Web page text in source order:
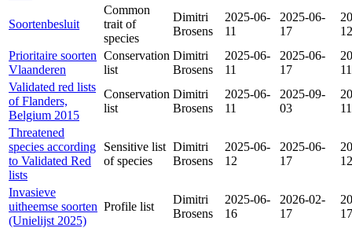
Soortenbesluit
Common
trait of
species
Dimitri
Brosens
2025-06-
11
2025-06-
17
12
Prioritaire soorten
Vlaanderen
Conservation
list
Dimitri
Brosens
2025-06-
11
2025-06-
17
11
Validated red lists
of Flanders,
Belgium 2015
Conservation
list
Dimitri
Brosens
2025-06-
11
2025-09-
03
11
Threatened
species according
to Validated Red
lists
Sensitive list
of species
Dimitri
Brosens
2025-06-
12
2025-06-
17
12
Invasieve
uitheemse soorten
(Unielijst 2025)
Profile list
Dimitri
Brosens
2025-06-
16
2026-02-
17
17